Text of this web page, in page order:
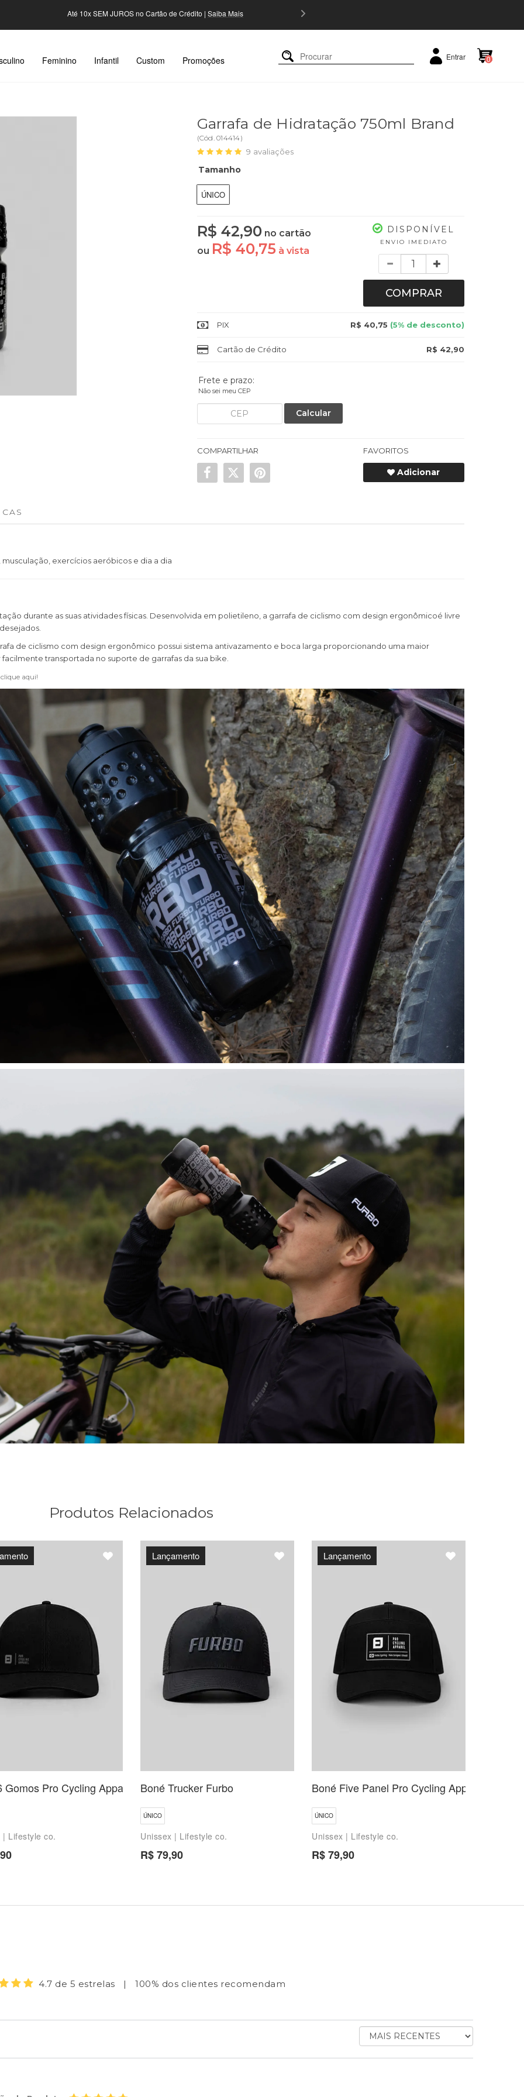
Até 10x SEM JUROS no Cartão de Crédito | Saiba Mais
Feminino Infantil Custom Promoções Entrar 0
Garrafa de Hidratação 750ml Brand
(Cód. 014414)
9 avaliações
Tamanho
ÚNICO
R$ 42,90 no cartão
ou R$ 40,75 à vista
DISPONÍVEL
ENVIO IMEDIATO
Quantidade
COMPRAR
PIX R$ 40,75 (5% de desconto)
Cartão de Crédito R$ 42,90
Frete e prazo:
Não sei meu CEP
Calcular
COMPARTILHAR FAVORITOS
Adicionar
musculação, exercícios aeróbicos e dia a dia
durante as suas atividades físicas. Desenvolvida em polietileno, a garrafa de ciclismo com design ergonômicoé livre
de ciclismo com design ergonômico possui sistema antivazamento e boca larga proporcionando uma maior
transportada no suporte de garrafas da sua bike.
aqui!
Produtos Relacionados
Gomos Pro Cycling Apparel
| Lifestyle co.
Lançamento
Boné Trucker Furbo
ÚNICO
Unissex | Lifestyle co.
R$ 79,90
Lançamento
Boné Five Panel Pro Cycling Apparel
ÚNICO
Unissex | Lifestyle co.
R$ 79,90
4.7 de 5 estrelas | 100% dos clientes recomendam
ORDENAR AVALIAÇÕES POR